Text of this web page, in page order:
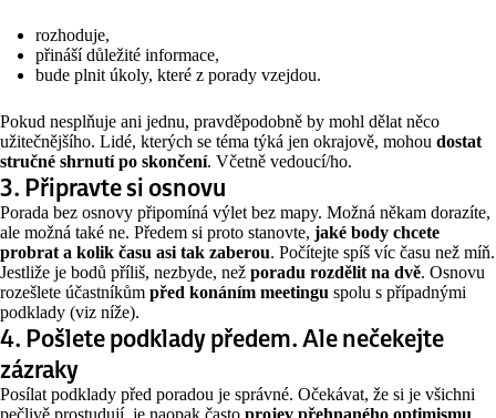
rozhoduje,
přináší důležité informace,
bude plnit úkoly, které z porady vzejdou.
Pokud nesplňuje ani jednu, pravděpodobně by mohl dělat něco
užitečnějšího. Lidé, kterých se téma týká jen okrajově, mohou dostat
stručné shrnutí po skončení. Včetně vedoucí/ho.
3. Připravte si osnovu
Porada bez osnovy připomíná výlet bez mapy. Možná někam dorazíte,
ale možná také ne. Předem si proto stanovte, jaké body chcete
probrat a kolik času asi tak zaberou. Počítejte spíš víc času než míň.
Jestliže je bodů příliš, nezbyde, než poradu rozdělit na dvě. Osnovu
rozešlete účastníkům před konáním meetingu spolu s případnými
podklady (viz níže).
4. Pošlete podklady předem. Ale nečekejte
zázraky
Posílat podklady před poradou je správné. Očekávat, že si je všichni